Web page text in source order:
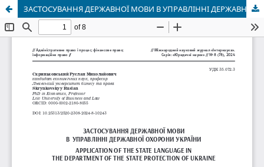
ЗАСТОСУВАННЯ ДЕРЖАВНОЇ МОВИ В УПРАВЛІННІ ДЕРЖАВНОЇ ОХОРОНИ УКРАЇНИ